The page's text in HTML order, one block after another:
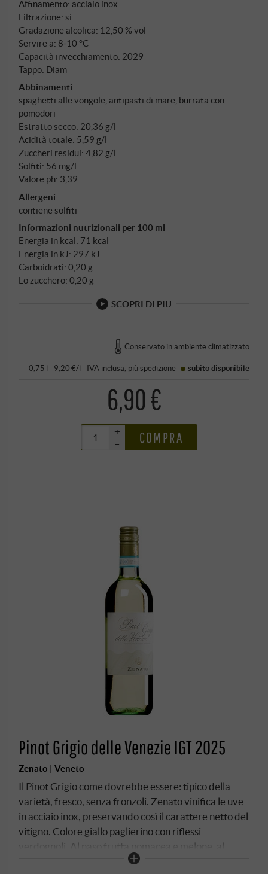
Affinamento: acciaio inox
Filtrazione: sì
Gradazione alcolica: 12,50 % vol
Servire a: 8‑10 °C
Capacità invecchiamento: 2029
Tappo: Diam
Abbinamenti
spaghetti alle vongole, antipasti di mare, burrata con
pomodori
Estratto secco: 20,36 g/l
Acidità totale: 5,59 g/l
Zuccheri residui: 4,82 g/l
Solfiti: 56 mg/l
Valore ph: 3,39
Allergeni
contiene solfiti
Informazioni nutrizionali per 100 ml
Energia in kcal: 71 kcal
Energia in kJ: 297 kJ
Carboidrati: 0,20 g
Lo zucchero: 0,20 g
SCOPRI DI PIÙ
Conservato in ambiente climatizzato
0,75 l · 9,20 €/l · IVA inclusa, piùspedizione subito disponibile
6,90 €
+
–
COMPRA
Pinot Grigio delle Venezie IGT 2025
Zenato | Veneto
Il Pinot Grigio come dovrebbe essere: tipico della
varietà, fresco, senza fronzoli. Zenato vinifica le uve
in acciaio inox, preservando così il carattere netto del
vitigno. Colore giallo paglierino con riflessi
verdognoli. Al naso frutta pomacea e melone, al
palato è succoso, con un'acidità moderata e una